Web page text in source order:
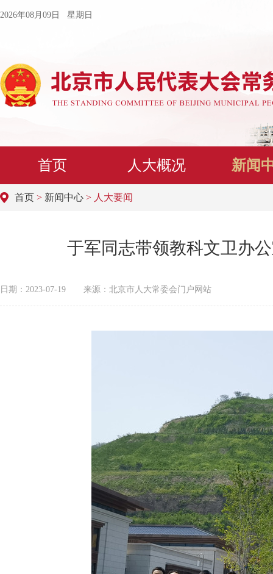
2026年08月09日 星期日
首页 人大概况 新闻
首页 > 新闻中心 > 人大要闻
于军同志带领教科文卫办
日期：2023-07-19 来源：北京市人大常委会门户网站